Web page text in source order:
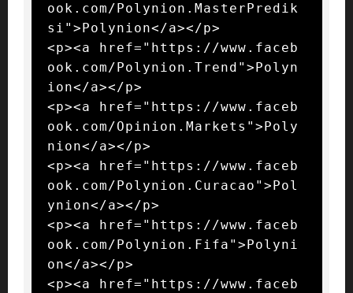
ook.com/Polynion.MasterPredik
si">Polynion</a></p>
<p><a href="https://www.faceb
ook.com/Polynion.Trend">Polyn
ion</a></p>
<p><a href="https://www.faceb
ook.com/Opinion.Markets">Poly
nion</a></p>
<p><a href="https://www.faceb
ook.com/Polynion.Curacao">Pol
ynion</a></p>
<p><a href="https://www.faceb
ook.com/Polynion.Fifa">Polyni
on</a></p>
<p><a href="https://www.faceb